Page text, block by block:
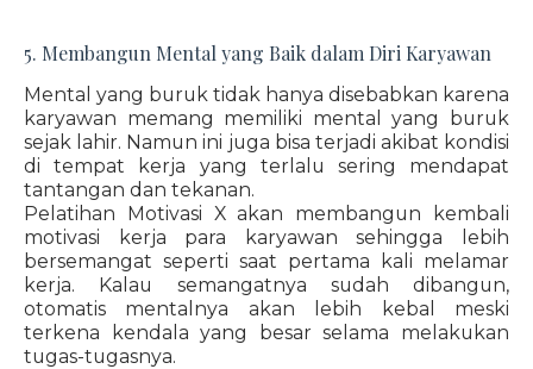
5. Membangun Mental yang Baik dalam Diri Karyawan
Mental yang buruk tidak hanya disebabkan karena
karyawan memang memiliki mental yang buruk
sejak lahir. Namun ini juga bisa terjadi akibat kondisi
di tempat kerja yang terlalu sering mendapat
tantangan dan tekanan.
Pelatihan Motivasi X akan membangun kembali
motivasi kerja para karyawan sehingga lebih
bersemangat seperti saat pertama kali melamar
kerja. Kalau semangatnya sudah dibangun,
otomatis mentalnya akan lebih kebal meski
terkena kendala yang besar selama melakukan
tugas-tugasnya.